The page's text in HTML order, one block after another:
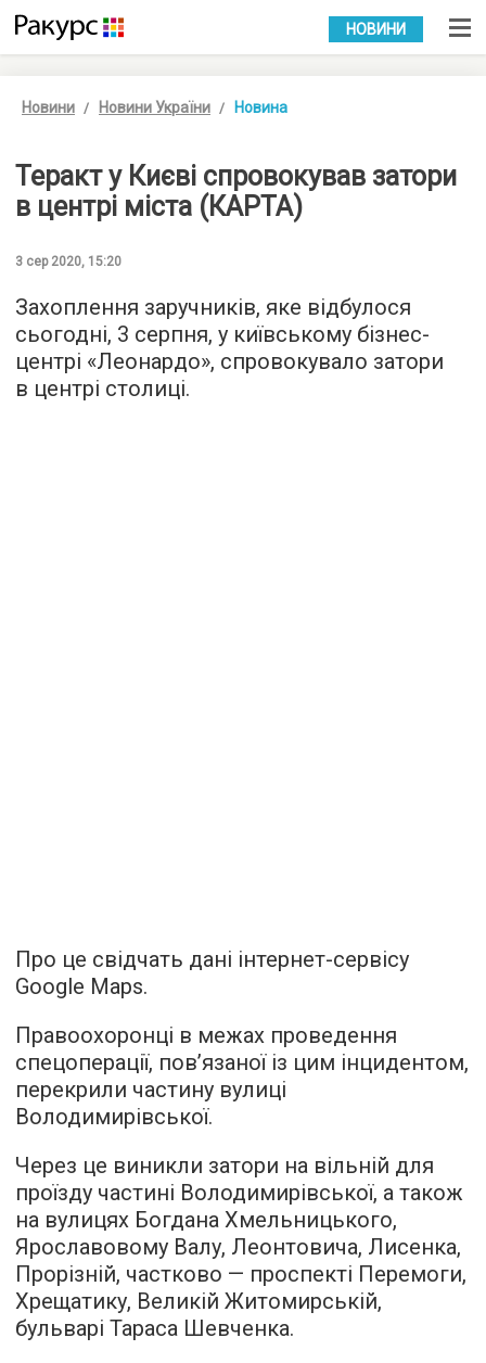
УКР РУС
НОВИНИ
Новини Новини України Новина
Теракт у Києві спровокував затори
в центрі міста (КАРТА)
3 сер 2020, 15:20
Захоплення заручників, яке відбулося
сьогодні, 3 серпня, у київському бізнес-
центрі «Леонардо», спровокувало затори
в центрі столиці.
Про це свідчать дані інтернет-сервісу
Google Maps.
Правоохоронці в межах проведення
спецоперації, пов’язаної із цим інцидентом,
перекрили частину вулиці
Володимирівської.
Через це виникли затори на вільній для
проїзду частині Володимирівської, а також
на вулицях Богдана Хмельницького,
Ярославовому Валу, Леонтовича, Лисенка,
Прорізній, частково — проспекті Перемоги,
Хрещатику, Великій Житомирській,
бульварі Тараса Шевченка.